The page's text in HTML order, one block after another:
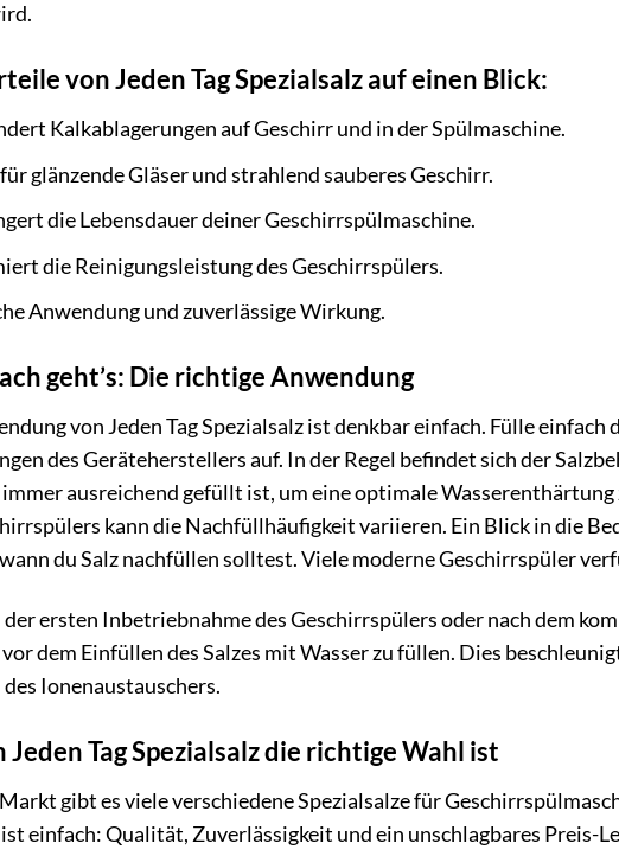
von Jeden Tag Spezialsalz auf einen Blick:
Kalkablagerungen auf Geschirr und in der Spülmaschine.
glänzende Gläser und strahlend sauberes Geschirr.
die Lebensdauer deiner Geschirrspülmaschine.
die Reinigungsleistung des Geschirrspülers.
Anwendung und zuverlässige Wirkung.
geht’s: Die richtige Anwendung
von Jeden Tag Spezialsalz ist denkbar einfach. Fülle
des Geräteherstellers auf. In der Regel befindet sich der
ausreichend gefüllt ist, um eine optimale
kann die Nachfüllhäufigkeit variieren. Ein Blick in die
du Salz nachfüllen solltest. Viele moderne Geschirrspüler
der ersten Inbetriebnahme des Geschirrspülers oder nach dem
dem Einfüllen des Salzes mit Wasser zu füllen. Dies
Ionenaustauschers.
Jeden Tag Spezialsalz die richtige Wahl ist
gibt es viele verschiedene Spezialsalze für
einfach: Qualität, Zuverlässigkeit und ein unschlagbares Preis-